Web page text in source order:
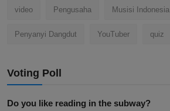
video Pengusaha Musisi Indonesia
Penyanyi Dangdut YouTuber quiz
Voting Poll
Do you like reading in the subway?